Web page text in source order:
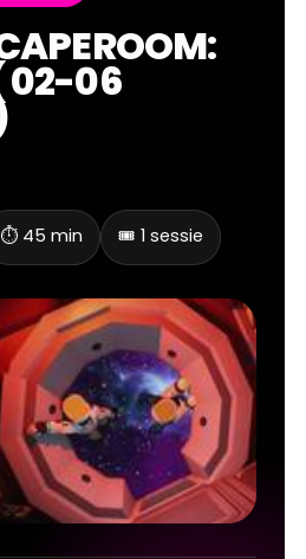
02-06
⏱️ 45 min 🎟️ 1 sessie